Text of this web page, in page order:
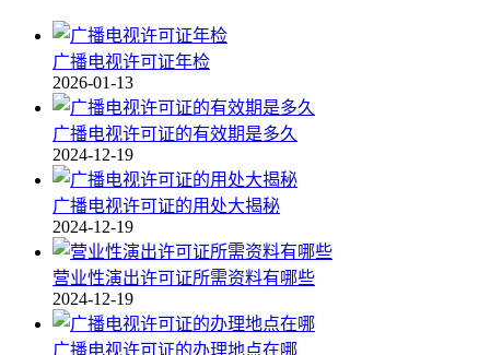
广播电视许可证年检
2026-01-13
广播电视许可证的有效期是多久
2024-12-19
广播电视许可证的用处大揭秘
2024-12-19
营业性演出许可证所需资料有哪些
2024-12-19
广播电视许可证的办理地点在哪